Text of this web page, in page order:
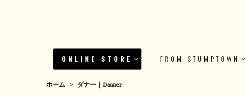
ONLINE STORE FROM STUMPTOWN
ホーム > ダナー｜Danner